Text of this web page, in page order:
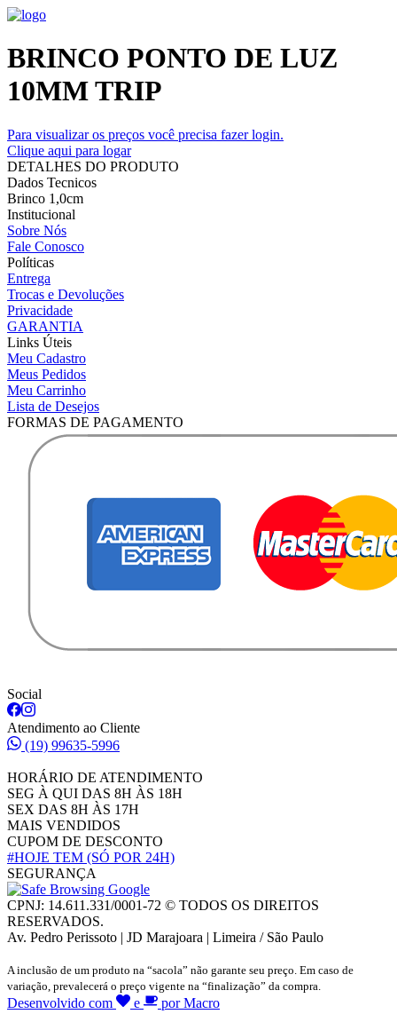
BRINCO PONTO DE LUZ
10MM TRIP
Para visualizar os preços você precisa fazer login.
Clique aqui para logar
DETALHES DO PRODUTO
Dados Tecnicos
Brinco 1,0cm
Institucional
Sobre Nós
Fale Conosco
Políticas
Entrega
Trocas e Devoluções
Privacidade
GARANTIA
Links Úteis
Meu Cadastro
Meus Pedidos
Meu Carrinho
Lista de Desejos
FORMAS DE PAGAMENTO
Social
Atendimento ao Cliente
(19) 99635-5996
HORÁRIO DE ATENDIMENTO
SEG À QUI DAS 8H ÀS 18H
SEX DAS 8H ÀS 17H
MAIS VENDIDOS
CUPOM DE DESCONTO
#HOJE TEM (SÓ POR 24H)
SEGURANÇA
CPNJ: 14.611.331/0001-72 © TODOS OS DIREITOS
RESERVADOS.
Av. Pedro Perissoto | JD Marajoara | Limeira / São Paulo
A inclusão de um produto na “sacola” não garante seu preço. Em caso de
variação, prevalecerá o preço vigente na “finalização” da compra.
Desenvolvido com e por Macro